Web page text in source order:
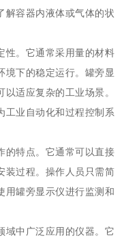
解容器内液体或气体的状
性。它通常采用量的材料
境下的稳定运行。罐旁显
适应复杂的工业场景。
工业自动化和过程控制系
的特点。它通常可以直接
装过程。操作人员只需简
用罐旁显示仪进行监测和
域中广泛应用的仪器。它